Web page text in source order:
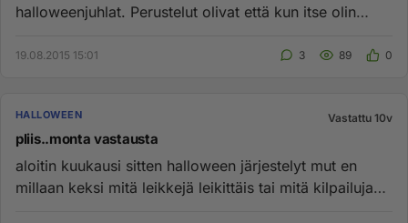
halloweenjuhlat. Perustelut olivat että kun itse olin
19.08.2015 15:01 3 89 0
HALLOWEEN Vastattu 10v
pliis..monta vastausta
aloitin kuukausi sitten halloween järjestelyt mut en
millaan keksi mitä leikkejä leikittäis tai mitä kilpailuja